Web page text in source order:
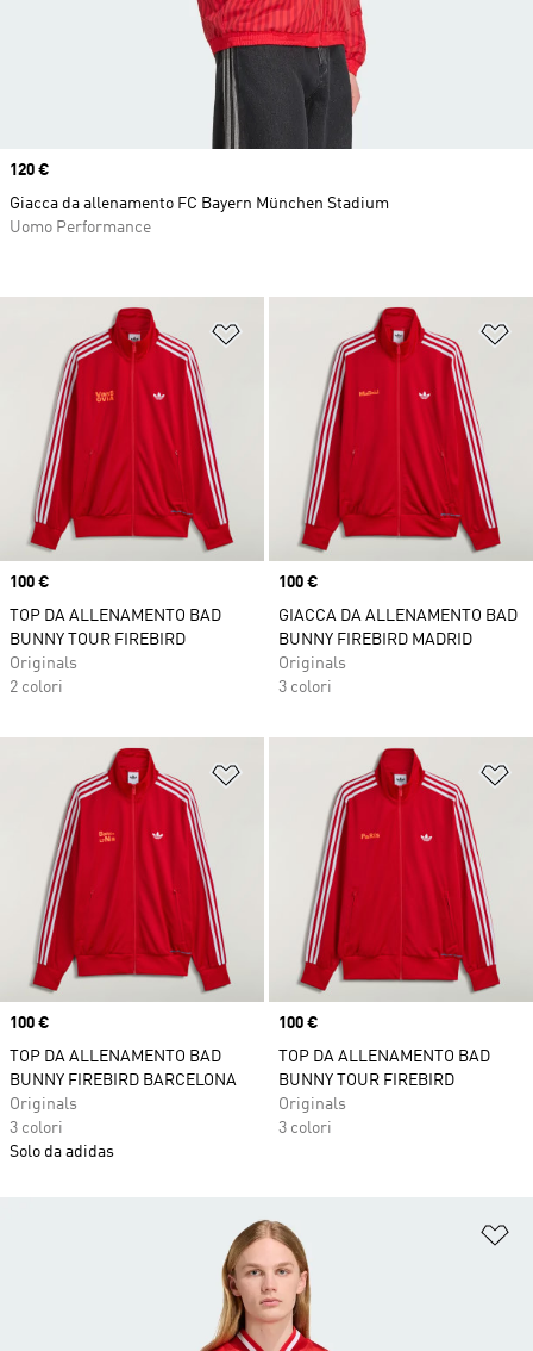
Aggiungi alla lista dei desideri
Price
100 €
TOP DA ALLENAMENTO BAD
BUNNY TOUR FIREBIRD
Originals
2 colori
Price
100 €
GIACCA DA ALLENAMENTO BAD
BUNNY FIREBIRD MADRID
Originals
3 colori
Aggiungi alla lista dei desideri
Price
100 €
TOP DA ALLENAMENTO BAD
BUNNY FIREBIRD BARCELONA
Originals
3 colori
Solo da adidas
Price
100 €
TOP DA ALLENAMENTO BAD
BUNNY TOUR FIREBIRD
Originals
3 colori
Price
120 €
Giacca da allenamento FC Bayern München Stadium
Uomo Performance